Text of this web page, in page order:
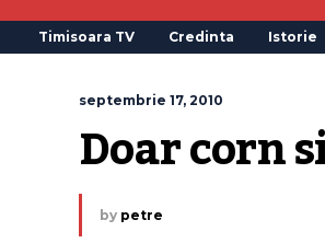
Timisoara TV Credinta Istorie
septembrie 17, 2010
Doar corn
by petre